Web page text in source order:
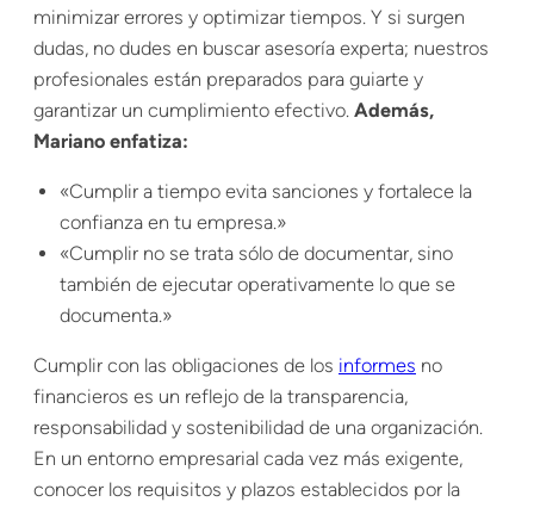
minimizar errores y optimizar tiempos. Y si surgen
dudas, no dudes en buscar asesoría experta; nuestros
profesionales están preparados para guiarte y
garantizar un cumplimiento efectivo. Además,
Mariano enfatiza:
«Cumplir a tiempo evita sanciones y fortalece la
confianza en tu empresa.»
«Cumplir no se trata sólo de documentar, sino
también de ejecutar operativamente lo que se
documenta.»
Cumplir con las obligaciones de los informes no
financieros es un reflejo de la transparencia,
responsabilidad y sostenibilidad de una organización.
En un entorno empresarial cada vez más exigente,
conocer los requisitos y plazos establecidos por la